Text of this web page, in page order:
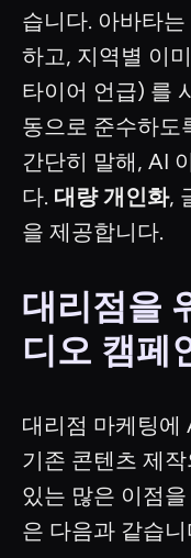
습니다. 아바타
하고, 지역별 이
타이어 언급) 를
동으로 준수하도
간단히 말해, AI
다. 대량 개인화,
을 제공합니다.
대리점을
디오 캠페
대리점 마케팅에
기존 콘텐츠 제
있는 많은 이점
은 다음과 같습니